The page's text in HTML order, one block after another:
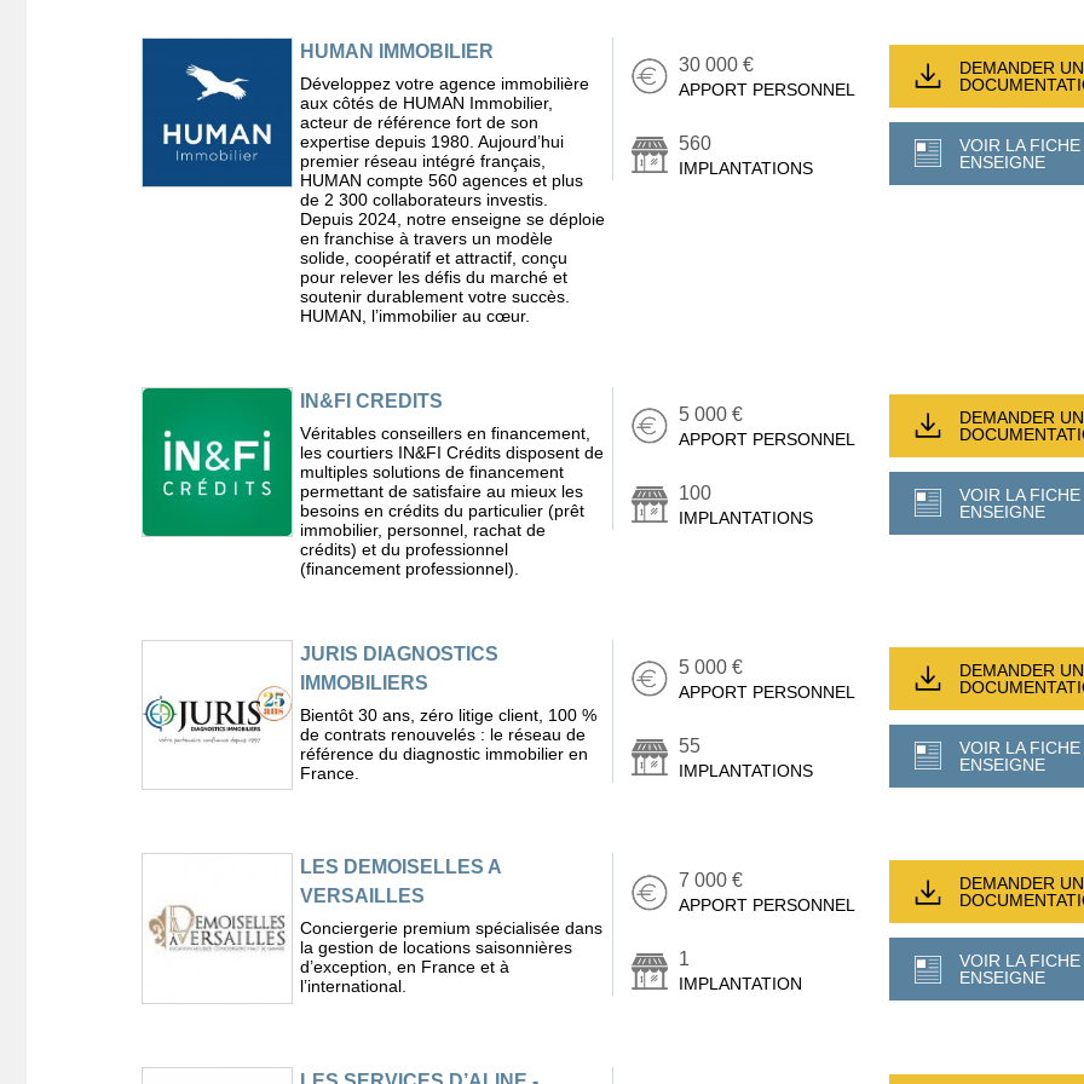
HUMAN IMMOBILIER
Développez votre agence immobilière
aux côtés de HUMAN Immobilier,
acteur de référence fort de son
expertise depuis 1980. Aujourd’hui
premier réseau intégré français,
HUMAN compte 560 agences et plus
de 2 300 collaborateurs investis.
Depuis 2024, notre enseigne se déploie
en franchise à travers un modèle
solide, coopératif et attractif, conçu
pour relever les défis du marché et
soutenir durablement votre succès.
HUMAN, l’immobilier au cœur.
30 000 €
APPORT PERSONNEL
560
IMPLANTATIONS
DEMANDER
VOIR LA FICHE
ENSEIGNE
IN&FI CREDITS
Véritables conseillers en financement,
les courtiers IN&FI Crédits disposent de
multiples solutions de financement
permettant de satisfaire au mieux les
besoins en crédits du particulier (prêt
immobilier, personnel, rachat de
crédits) et du professionnel
(financement professionnel).
5 000 €
APPORT PERSONNEL
100
IMPLANTATIONS
DEMANDER
VOIR LA FICHE
ENSEIGNE
JURIS DIAGNOSTICS
IMMOBILIERS
Bientôt 30 ans, zéro litige client, 100 %
de contrats renouvelés : le réseau de
référence du diagnostic immobilier en
France.
5 000 €
APPORT PERSONNEL
55
IMPLANTATIONS
DEMANDER
VOIR LA FICHE
ENSEIGNE
LES DEMOISELLES A
VERSAILLES
Conciergerie premium spécialisée dans
la gestion de locations saisonnières
d’exception, en France et à
l’international.
7 000 €
APPORT PERSONNEL
1
IMPLANTATION
DEMANDER
VOIR LA FICHE
ENSEIGNE